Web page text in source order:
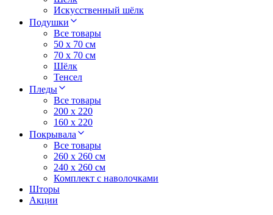
Искусственный шёлк
Подушки
Все товары
50 x 70 см
70 x 70 см
Шёлк
Тенсел
Пледы
Все товары
200 х 220
160 х 220
Покрывала
Все товары
260 x 260 см
240 х 260 см
Комплект с наволочками
Шторы
Акции